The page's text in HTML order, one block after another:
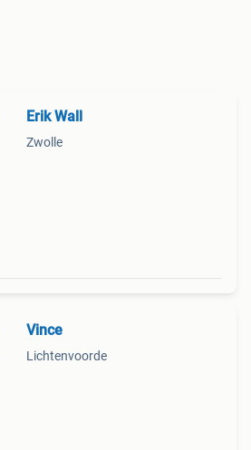
Erik Wall
Zwolle
Vince
Lichtenvoorde